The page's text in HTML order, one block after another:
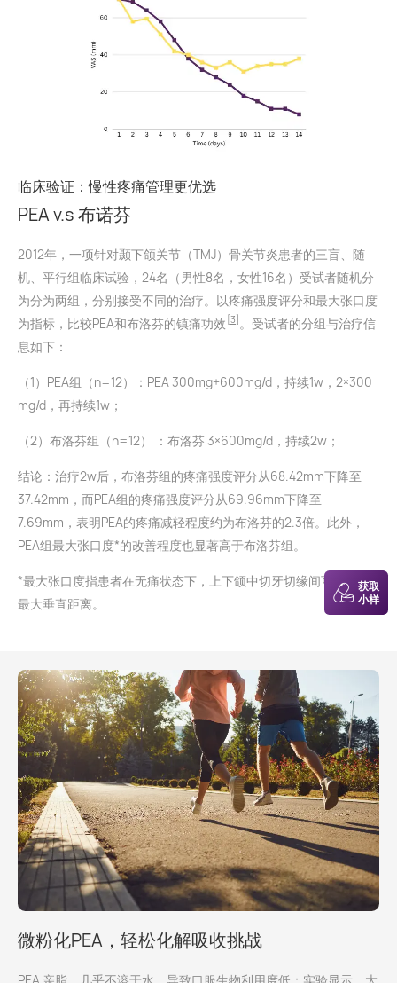
临床验证：慢性疼痛管理更优选
PEA v.s 布诺芬
2012年，一项针对颞下颌关节（TMJ）骨关节炎患者的三盲、随
机、平行组临床试验，24名（男性8名，女性16名）受试者随机分
为分为两组，分别接受不同的治疗。以疼痛强度评分和最大张口度
为指标，比较PEA和布洛芬的镇痛功效 [3] 。受试者的分组与治疗信
息如下：
（1）PEA组（n=12）：PEA 300mg+600mg/d，持续1w，2×300
mg/d，再持续1w；
（2）布洛芬组（n=12） ：布洛芬 3×600mg/d，持续2w；
结论：治疗2w后，布洛芬组的疼痛强度评分从68.42mm下降至
37.42mm，而PEA组的疼痛强度评分从69.96mm下降至
7.69mm，表明PEA的疼痛减轻程度约为布洛芬的2.3倍。此外，
PEA组最大张口度*的改善程度也显著高于布洛芬组。
*最大张口度指患者在无痛状态下，上下颌中切牙切缘间可达到的
最大垂直距离。
微粉化PEA，轻松化解吸收挑战​​
PEA 亲脂、几乎不溶于水，导致口服生物利用度低：实验显示，大
获取
小样